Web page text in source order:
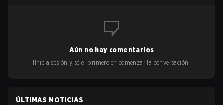
Aún no hay comentarios
¡Inicia sesión y sé el primero en comenzar la conversación!
ÚLTIMAS NOTICIAS